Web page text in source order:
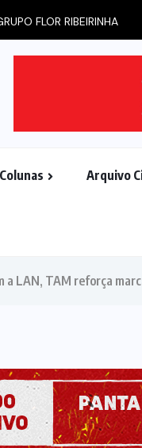
FLOR RIBEIRINHA
Colunas Arquivo
a LAN, TAM reforça